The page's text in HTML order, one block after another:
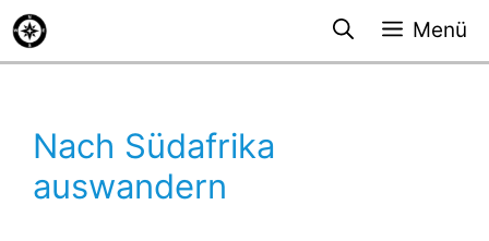
Zum
Inhalt
springen
Menü
Nach Südafrika
auswandern